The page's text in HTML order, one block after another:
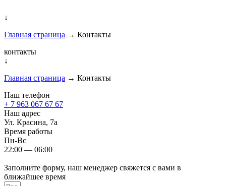
↓
Главная страница → Контакты
контакты
↓
Главная страница → Контакты
Наш телефон
+ 7 963 067 67 67
Наш адрес
Ул. Красина, 7а
Время работы
Пн-Вс
22:00 — 06:00
Заполните форму, наш менеджер свяжется с вами в
ближайшее время